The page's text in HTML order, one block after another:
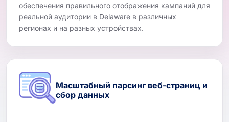
обеспечения правильного отображения кампаний для
реальной аудитории в Delaware в различных
регионах и на разных устройствах.
Масштабный парсинг веб-страниц и
сбор данных